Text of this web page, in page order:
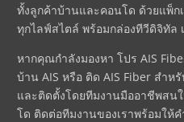
ทั้งลูกค้าบ้านและคอนโด ด้วยแพ็ก
ทุกไลฟ์สไตล์ พร้อมกล่องทีวีดิจิทัล
หากคุณกำลังมองหา โปร AIS
บ้าน AIS หรือ ติด AIS Fiberสำหรั
และติดตั้งโดยทีมงานมืออาชีพสน
โด ติดต่อทีมงานของเราพร้อมให้